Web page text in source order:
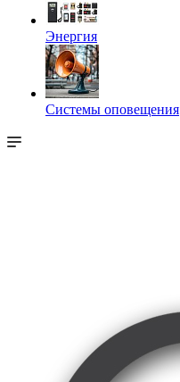
Энергия
Системы оповещения